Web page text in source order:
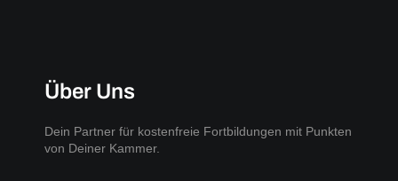
Über Uns
Dein Partner für kostenfreie Fortbildungen mit Punkten
von Deiner Kammer.